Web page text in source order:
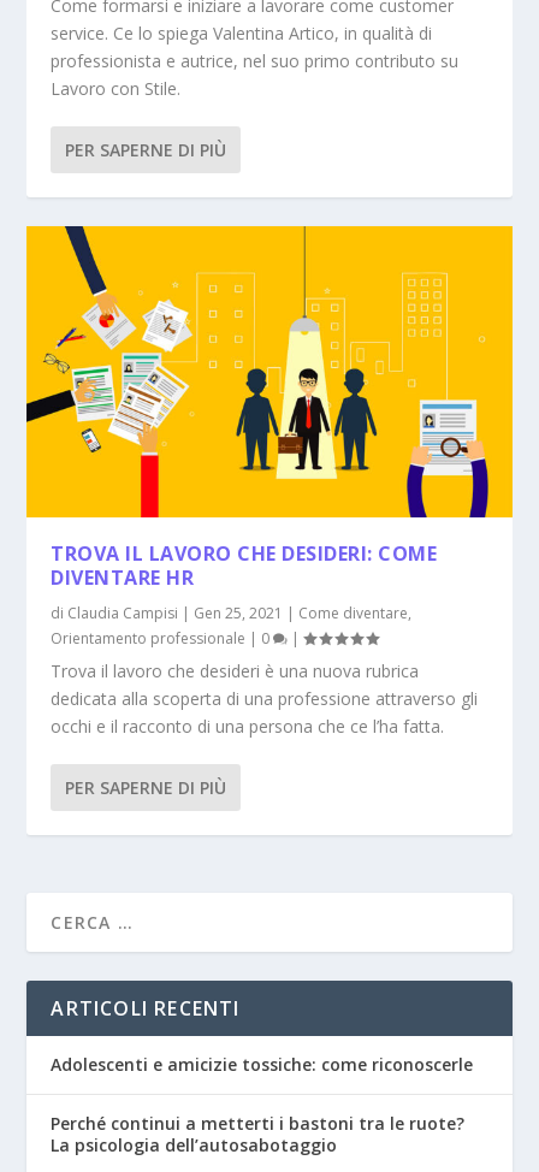
Come formarsi e iniziare a lavorare come customer
service. Ce lo spiega Valentina Artico, in qualità di
professionista e autrice, nel suo primo contributo su
Lavoro con Stile.
PER SAPERNE DI PIÙ
TROVA IL LAVORO CHE DESIDERI: COME
DIVENTARE HR
di Claudia Campisi | Gen 25, 2021 | Come diventare,
Orientamento professionale | 0 |
Trova il lavoro che desideri è una nuova rubrica
dedicata alla scoperta di una professione attraverso gli
occhi e il racconto di una persona che ce l’ha fatta.
PER SAPERNE DI PIÙ
ARTICOLI RECENTI
Adolescenti e amicizie tossiche: come riconoscerle
Perché continui a metterti i bastoni tra le ruote?
La psicologia dell’autosabotaggio